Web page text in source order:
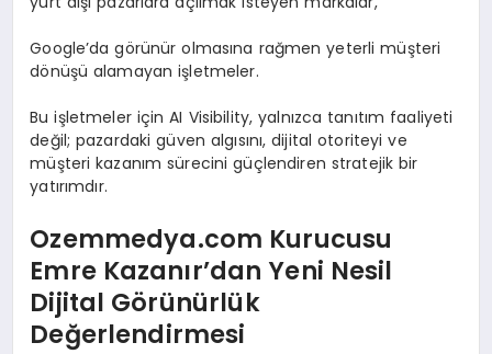
Google’da görünür olmasına rağmen yeterli müşteri
dönüşü alamayan işletmeler.
Bu işletmeler için AI Visibility, yalnızca tanıtım faaliyeti
değil; pazardaki güven algısını, dijital otoriteyi ve
müşteri kazanım sürecini güçlendiren stratejik bir
yatırımdır.
Ozemmedya.com Kurucusu
Emre Kazanır’dan Yeni Nesil
Dijital Görünürlük
Değerlendirmesi